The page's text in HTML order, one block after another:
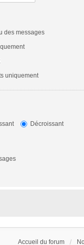
des messages
uniquement
Décroissant
Accueil du forum